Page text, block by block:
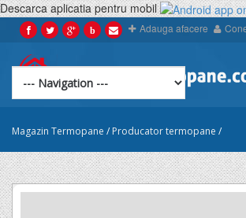
Descarca aplicatia pentru mobil
b Adauga afacere
Magazin Termopane / Producator termopane /